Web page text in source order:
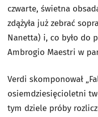
czwarte, świetna
zdążyła już zebrać
Nanetta) i, co było do
Ambrogio Maestri w
Verdi skomponował
osiemdziesięcioletni
tym dziele próby